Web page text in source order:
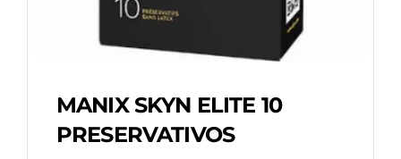
MANIX SKYN ELITE 10
PRESERVATIVOS